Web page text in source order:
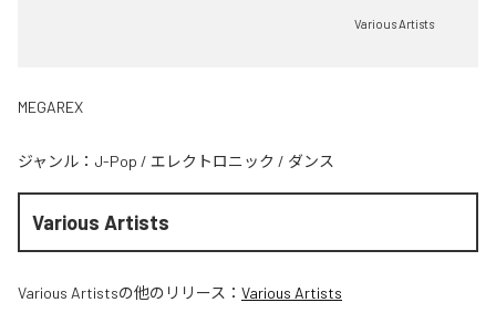
Various Artists
MEGAREX
ジャンル： J-Pop / エレクトロニック / ダンス
Various Artists
Various Artistsの他のリリース： Various Artists